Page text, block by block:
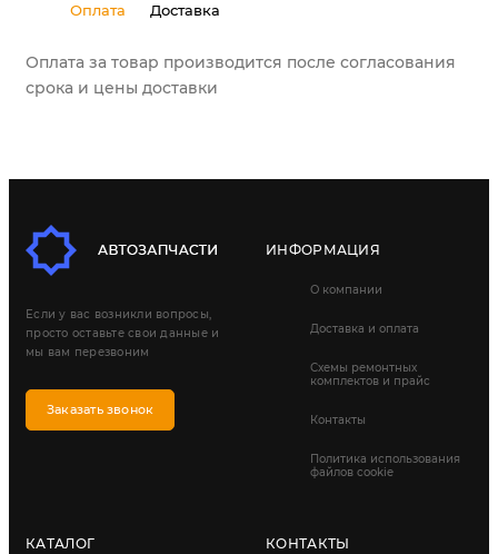
Оплата Доставка
Оплата за товар производится после согласования
срока и цены доставки
Если у вас возникли вопросы,
просто оставьте свои данные и
мы вам перезвоним
Заказать звонок
ИНФОРМАЦИЯ
О компании
Доставка и оплата
Схемы ремонтных
комплектов и прайс
Контакты
Политика использования
файлов cookie
КАТАЛОГ КОНТАКТЫ